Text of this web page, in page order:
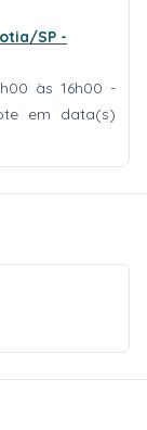
SP -
às 16h00 -
em data(s)